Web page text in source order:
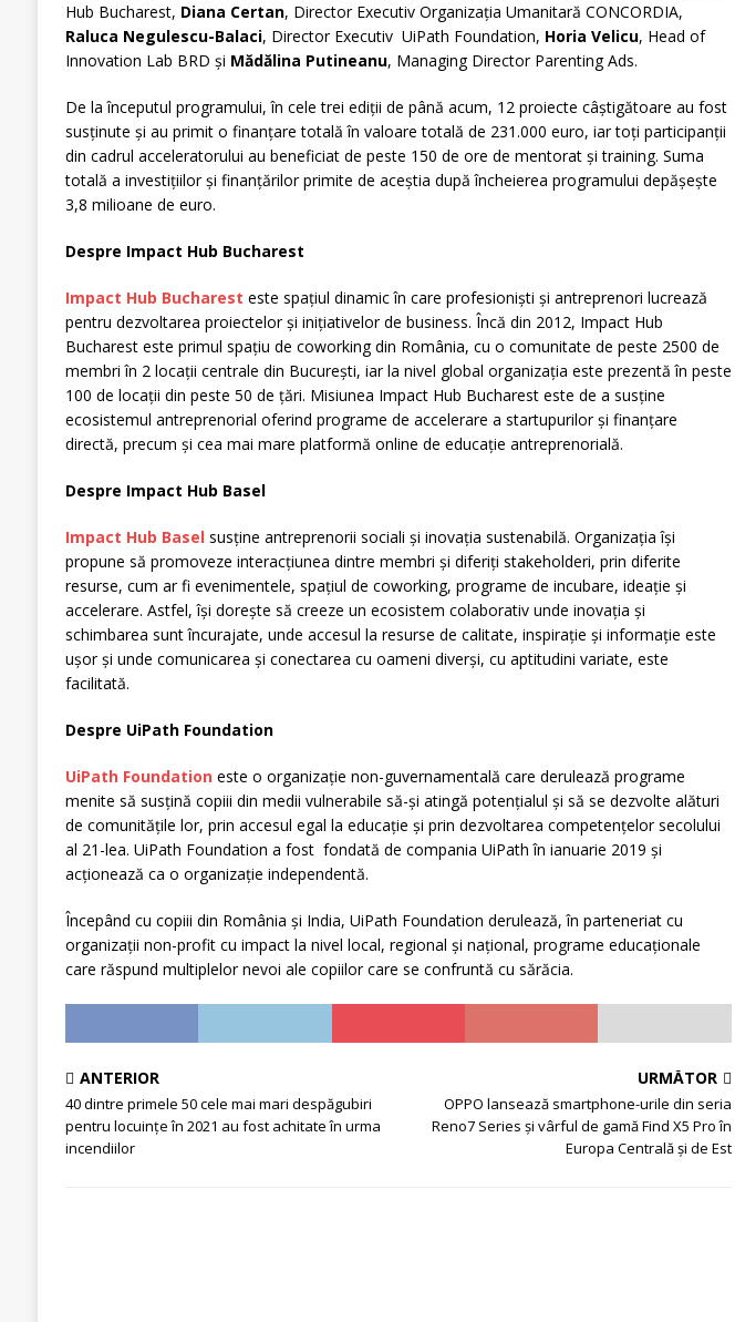
Hub Bucharest, Diana Certan, Director Executiv Organizația Umanitară CONCORDIA,
Raluca Negulescu-Balaci, Director Executiv UiPath Foundation, Horia Velicu, Head of
Innovation Lab BRD și Mădălina Putineanu, Managing Director Parenting Ads.
De la începutul programului, în cele trei ediții de până acum, 12 proiecte câștigătoare au fost
susținute și au primit o finanțare totală în valoare totală de 231.000 euro, iar toți participanții
din cadrul acceleratorului au beneficiat de peste 150 de ore de mentorat și training. Suma
totală a investițiilor și finanțărilor primite de aceștia după încheierea programului depășește
3,8 milioane de euro.
Despre Impact Hub Bucharest
Impact Hub Bucharest este spațiul dinamic în care profesioniști și antreprenori lucrează
pentru dezvoltarea proiectelor și inițiativelor de business. Încă din 2012, Impact Hub
Bucharest este primul spațiu de coworking din România, cu o comunitate de peste 2500 de
membri în 2 locații centrale din București, iar la nivel global organizația este prezentă în peste
100 de locații din peste 50 de țări. Misiunea Impact Hub Bucharest este de a susține
ecosistemul antreprenorial oferind programe de accelerare a startupurilor și finanțare
directă, precum și cea mai mare platformă online de educație antreprenorială.
Despre Impact Hub Basel
Impact Hub Basel susține antreprenorii sociali și inovația sustenabilă. Organizația își
propune să promoveze interacțiunea dintre membri și diferiți stakeholderi, prin diferite
resurse, cum ar fi evenimentele, spațiul de coworking, programe de incubare, ideație și
accelerare. Astfel, își dorește să creeze un ecosistem colaborativ unde inovația și
schimbarea sunt încurajate, unde accesul la resurse de calitate, inspirație și informație este
ușor și unde comunicarea și conectarea cu oameni diverși, cu aptitudini variate, este
facilitată.
Despre UiPath Foundation
UiPath Foundation este o organizație non-guvernamentală care derulează programe
menite să susțină copiii din medii vulnerabile să-și atingă potențialul și să se dezvolte alături
de comunitățile lor, prin accesul egal la educație și prin dezvoltarea competențelor secolului
al 21-lea. UiPath Foundation a fost fondată de compania UiPath în ianuarie 2019 și
acționează ca o organizație independentă.
Începând cu copiii din România și India, UiPath Foundation derulează, în parteneriat cu
organizații non-profit cu impact la nivel local, regional și național, programe educaționale
care răspund multiplelor nevoi ale copiilor care se confruntă cu sărăcia.
ANTERIOR
40 dintre primele 50 cele mai mari despăgubiri
pentru locuințe în 2021 au fost achitate în urma
incendiilor
URMĂTOR
OPPO lansează smartphone-urile din seria
Reno7 Series și vârful de gamă Find X5 Pro în
Europa Centrală și de Est